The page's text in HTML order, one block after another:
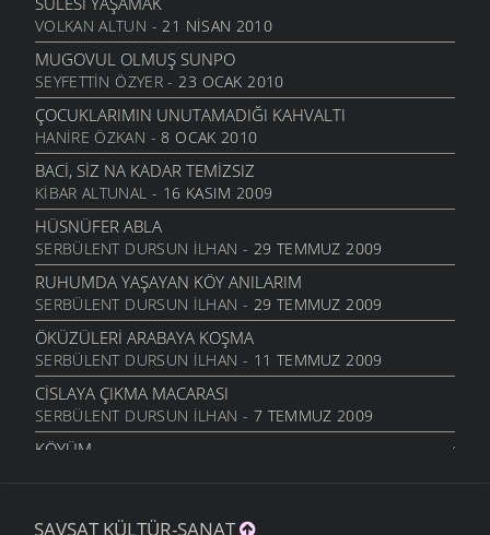
KÜLE DÖNMÜŞSÜN
ŞIIRLER - 3 MART 2010
DEGIRMANIN MUŞTUKI
ÖYKÜLER- 3 MART 2010
YIL BITERKEN
ŞIIRLER- 25 ARALIK 2009
CEVIZLI
ŞIIRLER- 26 KASIM 2009
MEMLEKET HALLERI
ŞIIRLER - 16 KASIM 2009
ZIHNIMDE ÖNEMLI BIR YER EDEN BIR SEYAHAT ÖYKÜSÜ
ÖYKÜLER- 11 KASIM 2009
SORGU
ŞIIRLER- 3 KASIM 2009
UMUTSUZLUK
ŞIIRLER- 3 KASIM 2009
VOLKAN ALTUN - 21 NISAN 2010
MUGOVUL OLMUŞ SUNPO
SEYFETTIN ÖZYER- 23 OCAK 2010
ÇOCUKLARIMIN UNUTAMADIĞI KAHVALTI
HANIRE ÖZKAN - 8 OCAK 2010
BACI, SIZ NA KADAR TEMIZSIZ
KIBAR ALTUNAL - 16 KASIM 2009
HÜSNÜFER ABLA
SERBÜLENT DURSUN İLHAN - 29 TEMMUZ 2009
RUHUMDA YAŞAYAN KÖY ANILARIM
SERBÜLENT DURSUN İLHAN - 29 TEMMUZ 2009
ÖKÜZÜLERI ARABAYA KOŞMA
SERBÜLENT DURSUN İLHAN - 11 TEMMUZ 2009
CISLAYA ÇIKMA MACARASI
SERBÜLENT DURSUN İLHAN - 7 TEMMUZ 2009
KÖYÜM
HASAN BÜYÜK- 4 MAYIS 2009
ŞAVŞAT KÜLTÜR-SANAT